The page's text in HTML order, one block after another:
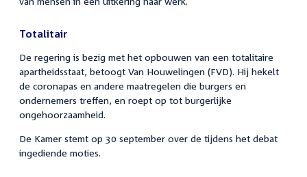
Totalitair
De regering is bezig met het opbouwen van een totalitaire
apartheidsstaat, betoogt Van Houwelingen (FVD). Hij hekelt
de coronapas en andere maatregelen die burgers en
ondernemers treffen, en roept op tot burgerlijke
ongehoorzaamheid.
De Kamer stemt op 30 september over de tijdens het debat
ingediende moties.